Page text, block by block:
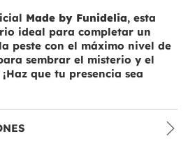
Made by Funidelia, esta
ideal para completar un
peste con el máximo nivel de
sembrar el misterio y el
que tu presencia sea